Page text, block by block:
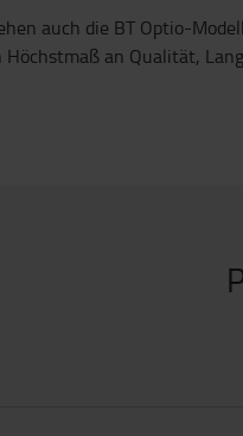
auch die BT Optio-
an Qualität,